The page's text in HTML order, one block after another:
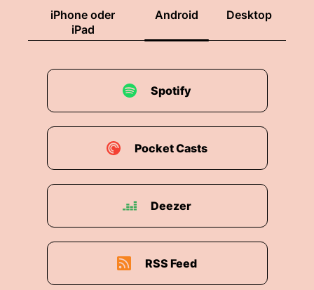
iPhone oder
iPad
Android Desktop
Spotify
Pocket Casts
Deezer
RSS Feed